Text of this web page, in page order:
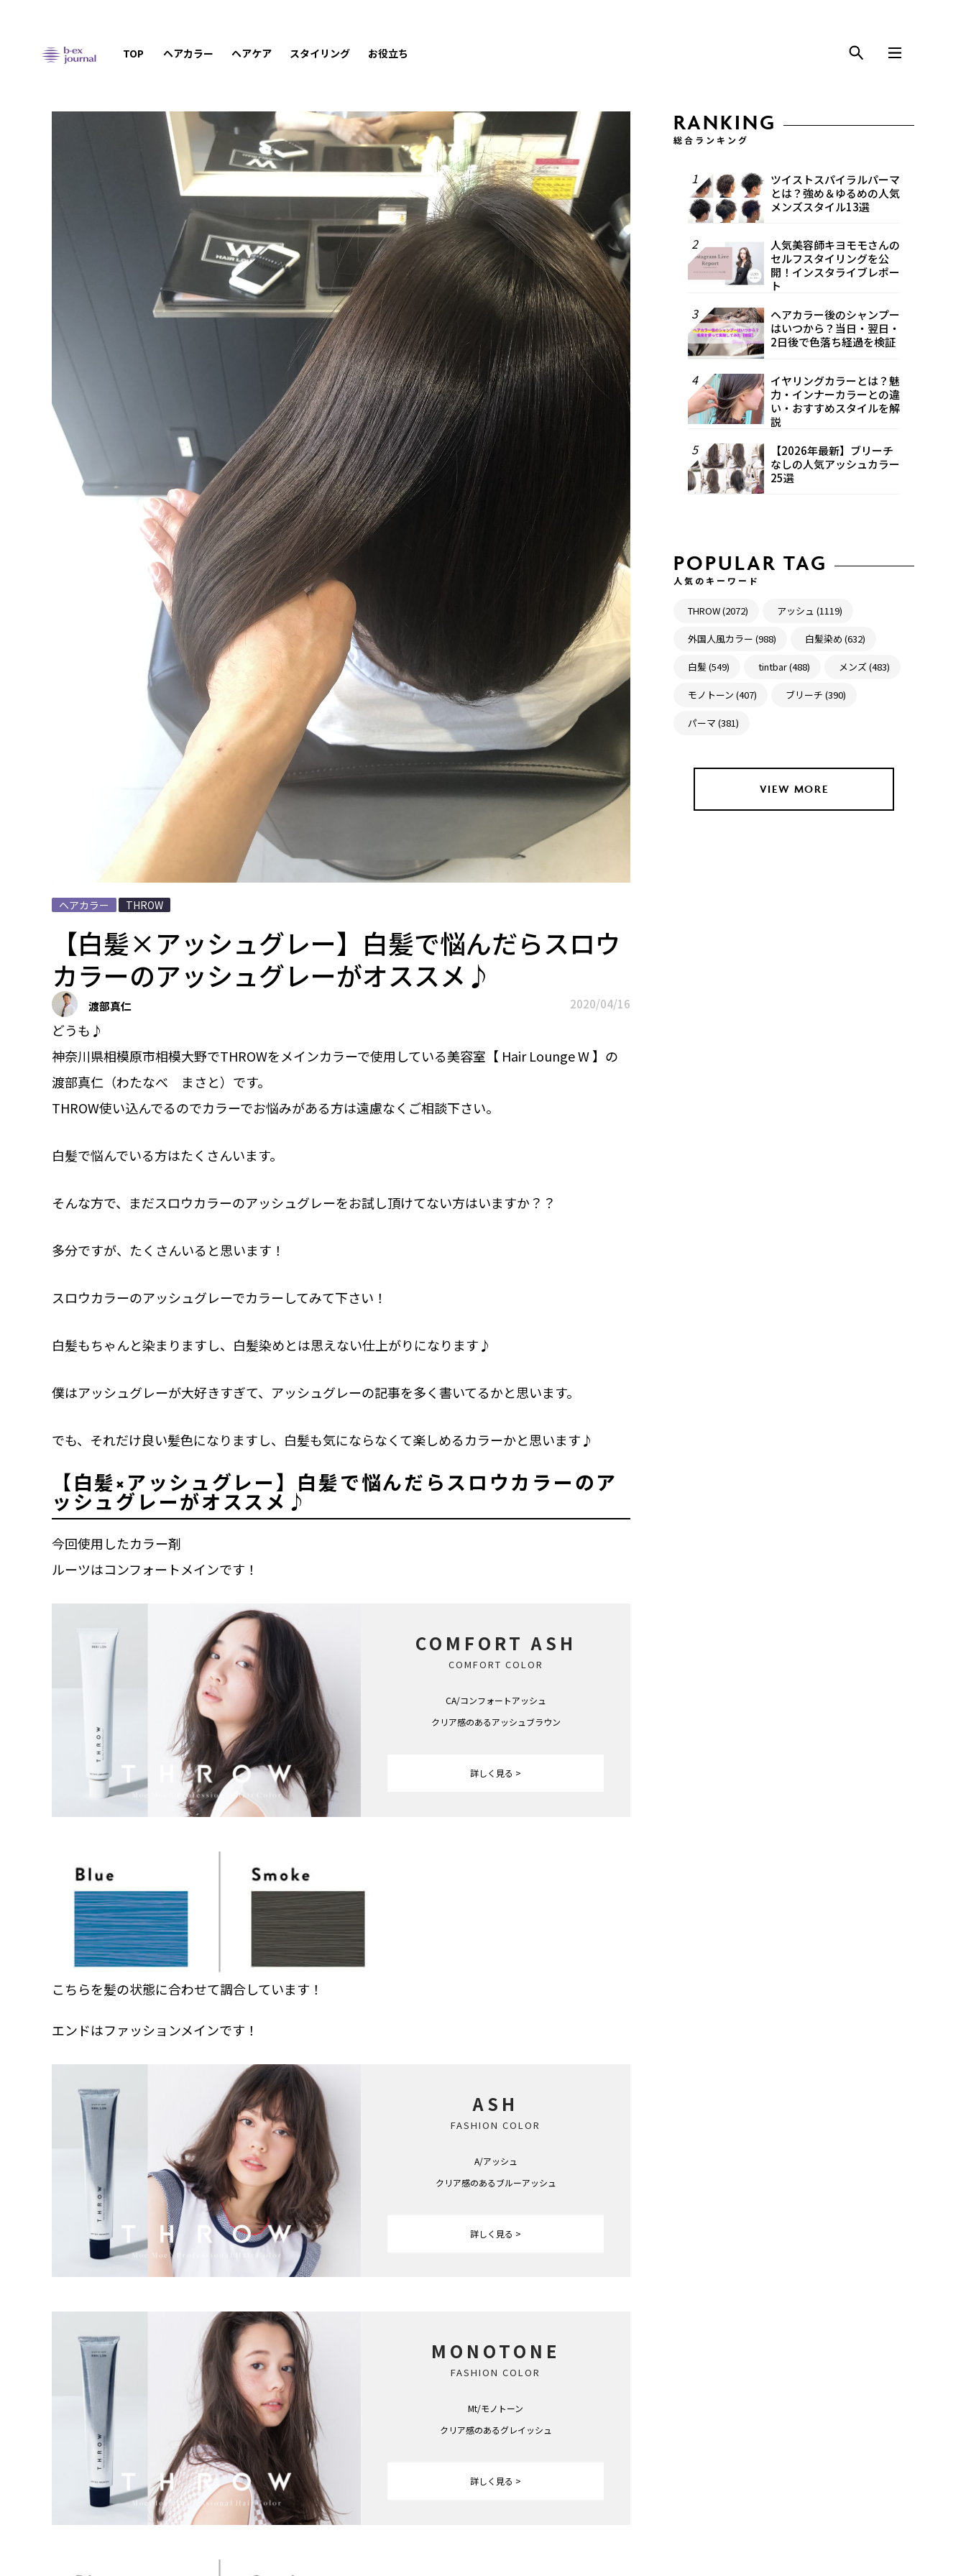
TOP ヘアカラー ヘアケア スタイリング お役立ち
ヘアカラー THROW
【白髪×アッシュグレー】白髪で悩んだらスロウ
カラーのアッシュグレーがオススメ♪
渡部真仁 2020/04/16
どうも♪
神奈川県相模原市相模大野でTHROWをメインカラーで使用している美容室【 Hair Lounge W 】の
渡部真仁（わたなべ まさと）です。
THROW使い込んでるのでカラーでお悩みがある方は遠慮なくご相談下さい。
白髪で悩んでいる方はたくさんいます。
そんな方で、まだスロウカラーのアッシュグレーをお試し頂けてない方はいますか？？
多分ですが、たくさんいると思います！
スロウカラーのアッシュグレーでカラーしてみて下さい！
白髪もちゃんと染まりますし、白髪染めとは思えない仕上がりになります♪
僕はアッシュグレーが大好きすぎて、アッシュグレーの記事を多く書いてるかと思います。
でも、それだけ良い髪色になりますし、白髪も気にならなくて楽しめるカラーかと思います♪
【白髪×アッシュグレー】白髪で悩んだらスロウカラーのア
ッシュグレーがオススメ♪
今回使用したカラー剤
ルーツはコンフォートメインです！
COMFORT ASH
COMFORT COLOR
CA/コンフォートアッシュ
クリア感のあるアッシュブラウン
詳しく見る >
こちらを髪の状態に合わせて調合しています！
エンドはファッションメインです！
ASH
FASHION COLOR
A/アッシュ
クリア感のあるブルーアッシュ
詳しく見る >
MONOTONE
FASHION COLOR
Mt/モノトーン
クリア感のあるグレイッシュ
詳しく見る >
RANKING
総合ランキング
1
ツイストスパイラルパーマ
とは？強め＆ゆるめの人気
メンズスタイル13選
2
人気美容師キヨモモさんの
セルフスタイリングを公
開！インスタライブレポー
ト
3
ヘアカラー後のシャンプー
はいつから？当日・翌日・
2日後で色落ち経過を検証
4
イヤリングカラーとは？魅
力・インナーカラーとの違
い・おすすめスタイルを解
説
5
【2026年最新】ブリーチ
なしの人気アッシュカラー
25選
POPULAR TAG
人気のキーワード
THROW (2072) アッシュ (1119)
外国人風カラー (988) 白髪染め (632)
白髪 (549) tintbar (488) メンズ (483)
モノトーン (407) ブリーチ (390)
パーマ (381)
VIEW MORE